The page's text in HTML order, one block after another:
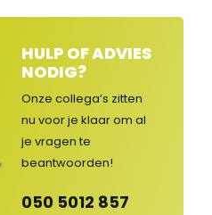
HULP OF ADVIES
NODIG?
Onze collega’s zitten
nu voor je klaar om al
je vragen te
beantwoorden!
050 5012 857